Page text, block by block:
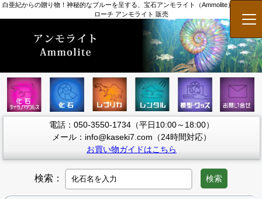
白亜紀からの贈り物！神秘的なブルーを呈する、宝石アンモライト（Ammolite）のピンブ
ローチ アンモライト 販売
メ
電話：050-3550-1734（平日10:00～18:00）
メール：info@kaseki7.com（24時間対応）
お買い物ガイドはこちら
検索： 検索